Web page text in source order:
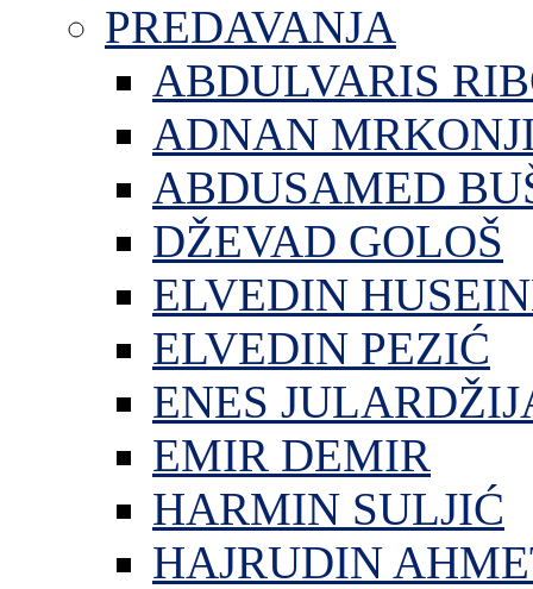
PREDAVANJA
ABDULVARIS
ADNAN
ABDUSAMED
DŽEVAD GOLOŠ
ELVEDIN
ELVEDIN PEZIĆ
ENES
EMIR DEMIR
HARMIN SULJIĆ
HAJRUDIN